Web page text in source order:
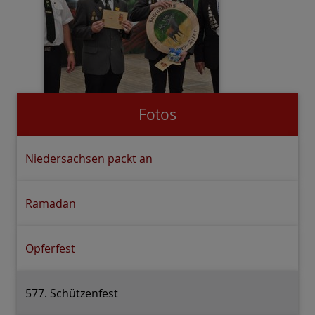
Fotos
Niedersachsen packt an
Ramadan
Opferfest
577. Schützenfest